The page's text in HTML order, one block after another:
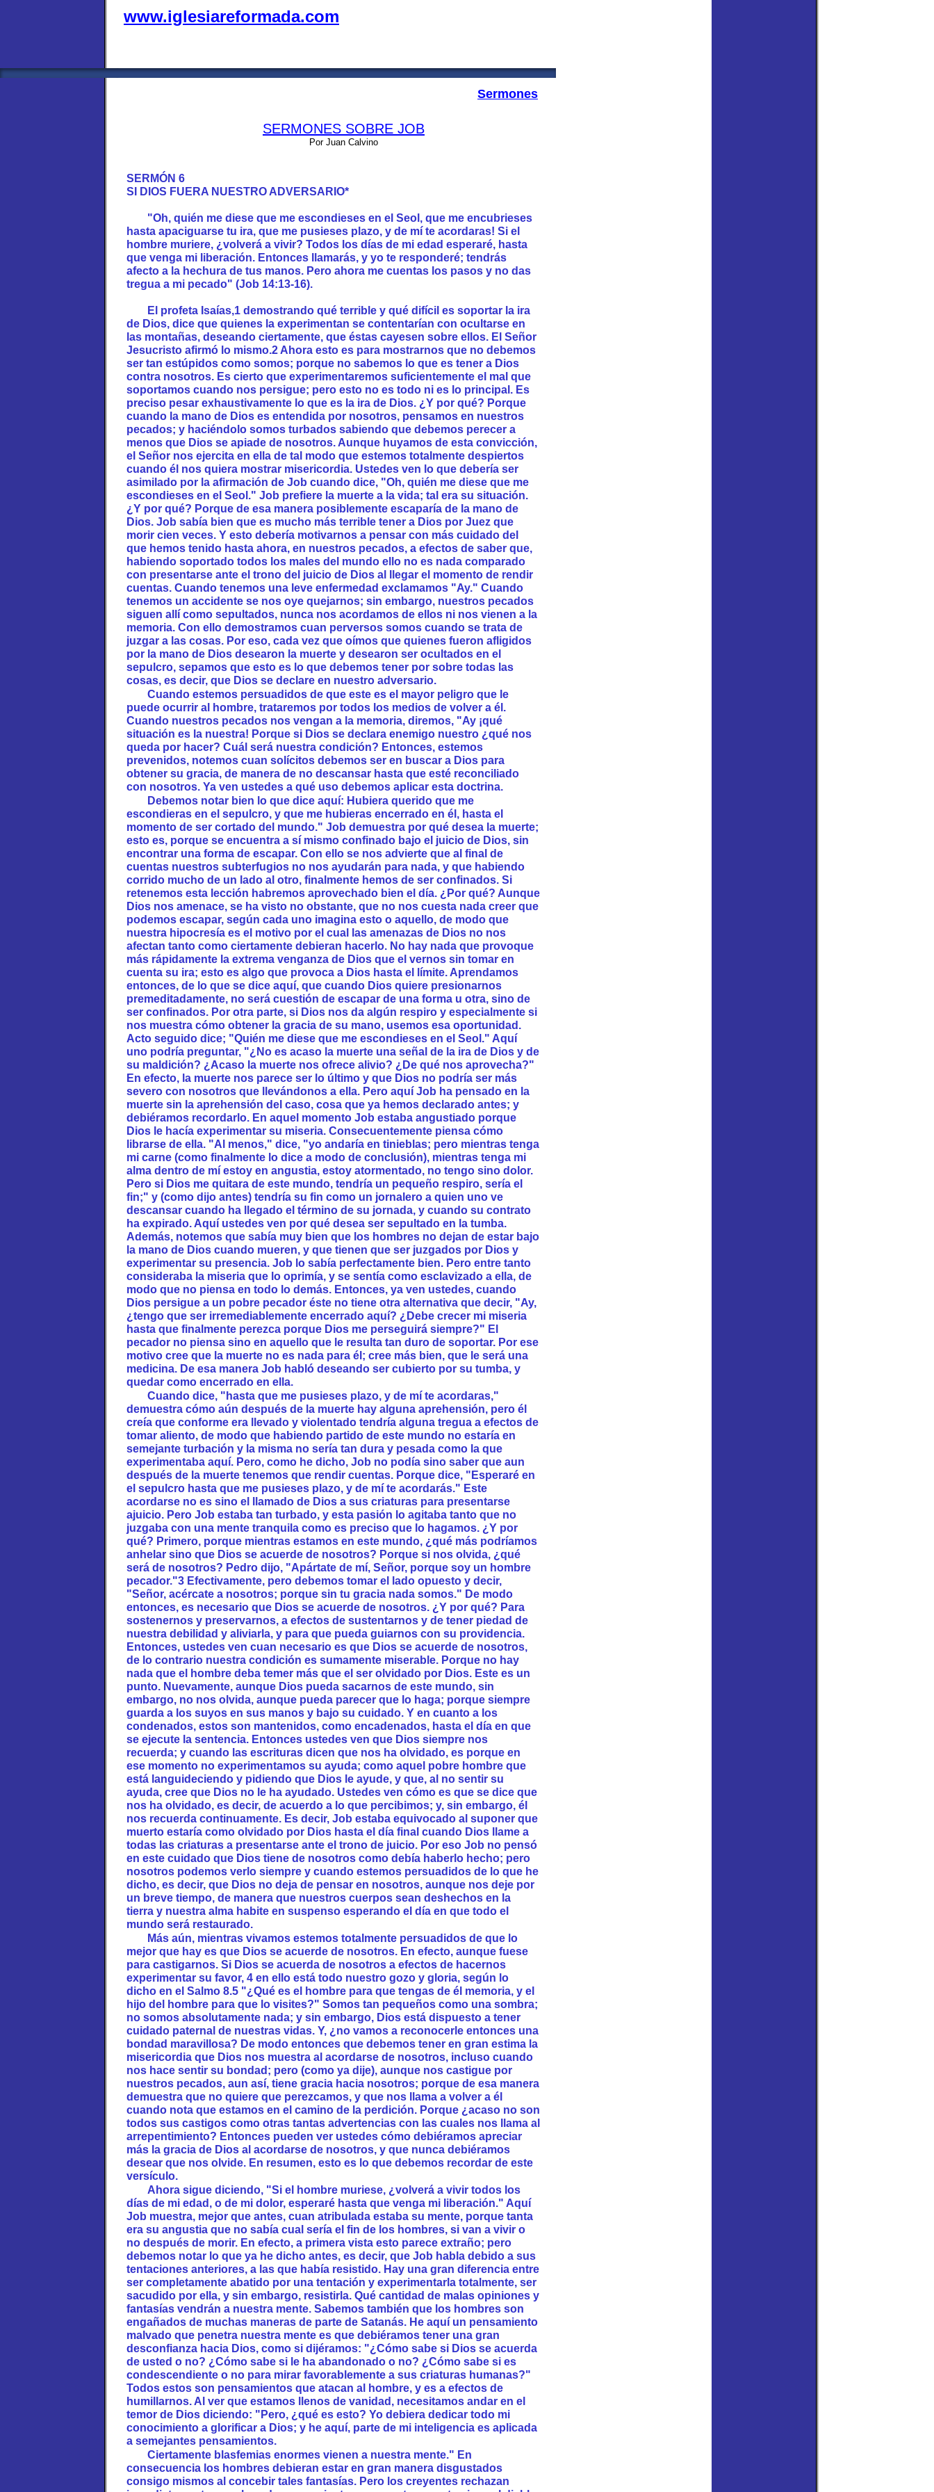
SERMÓN 6
SI DIOS FUERA NUESTRO ADVERSARIO*
"Oh, quién me diese que me escondieses en el Seol, que me encubrieses
hasta apaciguarse tu ira, que me pusieses plazo, y de mí te acordaras! Si el
hombre muriere, ¿volverá a vivir? Todos los días de mi edad esperaré, hasta
que venga mi liberación. Entonces llamarás, y yo te responderé; tendrás
afecto a la hechura de tus manos. Pero ahora me cuentas los pasos y no das
tregua a mi pecado" (Job 14:13-16).
El profeta Isaías,1 demostrando qué terrible y qué difícil es soportar la ira
de Dios, dice que quienes la experimentan se contentarían con ocultarse en
las montañas, deseando ciertamente, que éstas cayesen sobre ellos. El Señor
Jesucristo afirmó lo mismo.2 Ahora esto es para mostrarnos que no debemos
ser tan estúpidos como somos; porque no sabemos lo que es tener a Dios
contra nosotros. Es cierto que experimentaremos suficientemente el mal que
soportamos cuando nos persigue; pero esto no es todo ni es lo principal. Es
preciso pesar exhaustivamente lo que es la ira de Dios. ¿Y por qué? Porque
cuando la mano de Dios es entendida por nosotros, pensamos en nuestros
pecados; y haciéndolo somos turbados sabiendo que debemos perecer a
menos que Dios se apiade de nosotros. Aunque huyamos de esta convicción,
el Señor nos ejercita en ella de tal modo que estemos totalmente despiertos
cuando él nos quiera mostrar misericordia. Ustedes ven lo que debería ser
asimilado por la afirmación de Job cuando dice, "Oh, quién me diese que me
escondieses en el Seol." Job prefiere la muerte a la vida; tal era su situación.
¿Y por qué? Porque de esa manera posiblemente escaparía de la mano de
Dios. Job sabía bien que es mucho más terrible tener a Dios por Juez que
morir cien veces. Y esto debería motivarnos a pensar con más cuidado del
que hemos tenido hasta ahora, en nuestros pecados, a efectos de saber que,
habiendo soportado todos los males del mundo ello no es nada comparado
con presentarse ante el trono del juicio de Dios al llegar el momento de rendir
cuentas. Cuando tenemos una leve enfermedad exclamamos "Ay." Cuando
tenemos un accidente se nos oye quejarnos; sin embargo, nuestros pecados
siguen allí como sepultados, nunca nos acordamos de ellos ni nos vienen a la
memoria. Con ello demostramos cuan perversos somos cuando se trata de
juzgar a las cosas. Por eso, cada vez que oímos que quienes fueron afligidos
por la mano de Dios desearon la muerte y desearon ser ocultados en el
sepulcro, sepamos que esto es lo que debemos tener por sobre todas las
cosas, es decir, que Dios se declare en nuestro adversario.
Cuando estemos persuadidos de que este es el mayor peligro que le
puede ocurrir al hombre, trataremos por todos los medios de volver a él.
Cuando nuestros pecados nos vengan a la memoria, diremos, "Ay ¡qué
situación es la nuestra! Porque si Dios se declara enemigo nuestro ¿qué nos
queda por hacer? Cuál será nuestra condición? Entonces, estemos
prevenidos, notemos cuan solícitos debemos ser en buscar a Dios para
obtener su gracia, de manera de no descansar hasta que esté reconciliado
con nosotros. Ya ven ustedes a qué uso debemos aplicar esta doctrina.
Debemos notar bien lo que dice aquí: Hubiera querido que me
escondieras en el sepulcro, y que me hubieras encerrado en él, hasta el
momento de ser cortado del mundo." Job demuestra por qué desea la muerte;
esto es, porque se encuentra a sí mismo confinado bajo el juicio de Dios, sin
encontrar una forma de escapar. Con ello se nos advierte que al final de
cuentas nuestros subterfugios no nos ayudarán para nada, y que habiendo
corrido mucho de un lado al otro, finalmente hemos de ser confinados. Si
retenemos esta lección habremos aprovechado bien el día. ¿Por qué? Aunque
Dios nos amenace, se ha visto no obstante, que no nos cuesta nada creer que
podemos escapar, según cada uno imagina esto o aquello, de modo que
nuestra hipocresía es el motivo por el cual las amenazas de Dios no nos
afectan tanto como ciertamente debieran hacerlo. No hay nada que provoque
más rápidamente la extrema venganza de Dios que el vernos sin tomar en
cuenta su ira; esto es algo que provoca a Dios hasta el límite. Aprendamos
entonces, de lo que se dice aquí, que cuando Dios quiere presionarnos
premeditadamente, no será cuestión de escapar de una forma u otra, sino de
ser confinados. Por otra parte, si Dios nos da algún respiro y especialmente si
nos muestra cómo obtener la gracia de su mano, usemos esa oportunidad.
Acto seguido dice; "Quién me diese que me escondieses en el Seol." Aquí
uno podría preguntar, "¿No es acaso la muerte una señal de la ira de Dios y de
su maldición? ¿Acaso la muerte nos ofrece alivio? ¿De qué nos aprovecha?"
En efecto, la muerte nos parece ser lo último y que Dios no podría ser más
severo con nosotros que llevándonos a ella. Pero aquí Job ha pensado en la
muerte sin la aprehensión del caso, cosa que ya hemos declarado antes; y
debiéramos recordarlo. En aquel momento Job estaba angustiado porque
Dios le hacía experimentar su miseria. Consecuentemente piensa cómo
librarse de ella. "Al menos," dice, "yo andaría en tinieblas; pero mientras tenga
mi carne (como finalmente lo dice a modo de conclusión), mientras tenga mi
alma dentro de mí estoy en angustia, estoy atormentado, no tengo sino dolor.
Pero si Dios me quitara de este mundo, tendría un pequeño respiro, sería el
fin;" y (como dijo antes) tendría su fin como un jornalero a quien uno ve
descansar cuando ha llegado el término de su jornada, y cuando su contrato
ha expirado. Aquí ustedes ven por qué desea ser sepultado en la tumba.
Además, notemos que sabía muy bien que los hombres no dejan de estar bajo
la mano de Dios cuando mueren, y que tienen que ser juzgados por Dios y
experimentar su presencia. Job lo sabía perfectamente bien. Pero entre tanto
consideraba la miseria que lo oprimía, y se sentía como esclavizado a ella, de
modo que no piensa en todo lo demás. Entonces, ya ven ustedes, cuando
Dios persigue a un pobre pecador éste no tiene otra alternativa que decir, "Ay,
¿tengo que ser irremediablemente encerrado aquí? ¿Debe crecer mi miseria
hasta que finalmente perezca porque Dios me perseguirá siempre?" El
pecador no piensa sino en aquello que le resulta tan duro de soportar. Por ese
motivo cree que la muerte no es nada para él; cree más bien, que le será una
medicina. De esa manera Job habló deseando ser cubierto por su tumba, y
quedar como encerrado en ella.
Cuando dice, "hasta que me pusieses plazo, y de mí te acordaras,"
demuestra cómo aún después de la muerte hay alguna aprehensión, pero él
creía que conforme era llevado y violentado tendría alguna tregua a efectos de
tomar aliento, de modo que habiendo partido de este mundo no estaría en
semejante turbación y la misma no sería tan dura y pesada como la que
experimentaba aquí. Pero, como he dicho, Job no podía sino saber que aun
después de la muerte tenemos que rendir cuentas. Porque dice, "Esperaré en
el sepulcro hasta que me pusieses plazo, y de mí te acordarás." Este
acordarse no es sino el llamado de Dios a sus criaturas para presentarse
ajuicio. Pero Job estaba tan turbado, y esta pasión lo agitaba tanto que no
juzgaba con una mente tranquila como es preciso que lo hagamos. ¿Y por
qué? Primero, porque mientras estamos en este mundo, ¿qué más podríamos
anhelar sino que Dios se acuerde de nosotros? Porque si nos olvida, ¿qué
será de nosotros? Pedro dijo, "Apártate de mí, Señor, porque soy un hombre
pecador."3 Efectivamente, pero debemos tomar el lado opuesto y decir,
"Señor, acércate a nosotros; porque sin tu gracia nada somos." De modo
entonces, es necesario que Dios se acuerde de nosotros. ¿Y por qué? Para
sostenernos y preservarnos, a efectos de sustentarnos y de tener piedad de
nuestra debilidad y aliviarla, y para que pueda guiarnos con su providencia.
Entonces, ustedes ven cuan necesario es que Dios se acuerde de nosotros,
de lo contrario nuestra condición es sumamente miserable. Porque no hay
nada que el hombre deba temer más que el ser olvidado por Dios. Este es un
punto. Nuevamente, aunque Dios pueda sacarnos de este mundo, sin
embargo, no nos olvida, aunque pueda parecer que lo haga; porque siempre
guarda a los suyos en sus manos y bajo su cuidado. Y en cuanto a los
condenados, estos son mantenidos, como encadenados, hasta el día en que
se ejecute la sentencia. Entonces ustedes ven que Dios siempre nos
recuerda; y cuando las escrituras dicen que nos ha olvidado, es porque en
ese momento no experimentamos su ayuda; como aquel pobre hombre que
está languideciendo y pidiendo que Dios le ayude, y que, al no sentir su
ayuda, cree que Dios no le ha ayudado. Ustedes ven cómo es que se dice que
nos ha olvidado, es decir, de acuerdo a lo que percibimos; y, sin embargo, él
nos recuerda continuamente. Es decir, Job estaba equivocado al suponer que
muerto estaría como olvidado por Dios hasta el día final cuando Dios llame a
todas las criaturas a presentarse ante el trono de juicio. Por eso Job no pensó
en este cuidado que Dios tiene de nosotros como debía haberlo hecho; pero
nosotros podemos verlo siempre y cuando estemos persuadidos de lo que he
dicho, es decir, que Dios no deja de pensar en nosotros, aunque nos deje por
un breve tiempo, de manera que nuestros cuerpos sean deshechos en la
tierra y nuestra alma habite en suspenso esperando el día en que todo el
mundo será restaurado.
Más aún, mientras vivamos estemos totalmente persuadidos de que lo
mejor que hay es que Dios se acuerde de nosotros. En efecto, aunque fuese
para castigarnos. Si Dios se acuerda de nosotros a efectos de hacernos
experimentar su favor, 4 en ello está todo nuestro gozo y gloria, según lo
dicho en el Salmo 8.5 "¿Qué es el hombre para que tengas de él memoria, y el
hijo del hombre para que lo visites?" Somos tan pequeños como una sombra;
no somos absolutamente nada; y sin embargo, Dios está dispuesto a tener
cuidado paternal de nuestras vidas. Y, ¿no vamos a reconocerle entonces una
bondad maravillosa? De modo entonces que debemos tener en gran estima la
misericordia que Dios nos muestra al acordarse de nosotros, incluso cuando
nos hace sentir su bondad; pero (como ya dije), aunque nos castigue por
nuestros pecados, aun así, tiene gracia hacia nosotros; porque de esa manera
demuestra que no quiere que perezcamos, y que nos llama a volver a él
cuando nota que estamos en el camino de la perdición. Porque ¿acaso no son
todos sus castigos como otras tantas advertencias con las cuales nos llama al
arrepentimiento? Entonces pueden ver ustedes cómo debiéramos apreciar
más la gracia de Dios al acordarse de nosotros, y que nunca debiéramos
desear que nos olvide. En resumen, esto es lo que debemos recordar de este
versículo.
Ahora sigue diciendo, "Si el hombre muriese, ¿volverá a vivir todos los
días de mi edad, o de mi dolor, esperaré hasta que venga mi liberación." Aquí
Job muestra, mejor que antes, cuan atribulada estaba su mente, porque tanta
era su angustia que no sabía cual sería el fin de los hombres, si van a vivir o
no después de morir. En efecto, a primera vista esto parece extraño; pero
debemos notar lo que ya he dicho antes, es decir, que Job habla debido a sus
tentaciones anteriores, a las que había resistido. Hay una gran diferencia entre
ser completamente abatido por una tentación y experimentarla totalmente, ser
sacudido por ella, y sin embargo, resistirla. Qué cantidad de malas opiniones y
fantasías vendrán a nuestra mente. Sabemos también que los hombres son
engañados de muchas maneras de parte de Satanás. He aquí un pensamiento
malvado que penetra nuestra mente es que debiéramos tener una gran
desconfianza hacia Dios, como si dijéramos: "¿Cómo sabe si Dios se acuerda
de usted o no? ¿Cómo sabe si le ha abandonado o no? ¿Cómo sabe si es
condescendiente o no para mirar favorablemente a sus criaturas humanas?"
Todos estos son pensamientos que atacan al hombre, y es a efectos de
humillarnos. Al ver que estamos llenos de vanidad, necesitamos andar en el
temor de Dios diciendo: "Pero, ¿qué es esto? Yo debiera dedicar todo mi
conocimiento a glorificar a Dios; y he aquí, parte de mi inteligencia es aplicada
a semejantes pensamientos.
Ciertamente blasfemias enormes vienen a nuestra mente." En
consecuencia los hombres debieran estar en gran manera disgustados
consigo mismos al concebir tales fantasías. Pero los creyentes rechazan
www.iglesiareformada.com
Sermones
SERMONES SOBRE JOB
Por Juan Calvino